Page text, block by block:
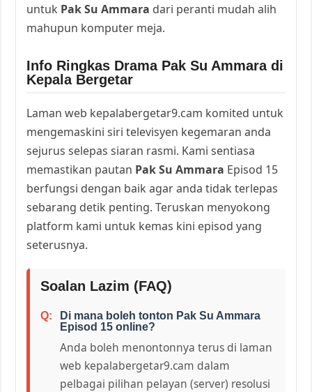
untuk Pak Su Ammara dari peranti mudah alih
mahupun komputer meja.
Info Ringkas Drama Pak Su Ammara di
Kepala Bergetar
Laman web kepalabergetar9.cam komited untuk
mengemaskini siri televisyen kegemaran anda
sejurus selepas siaran rasmi. Kami sentiasa
memastikan pautan Pak Su Ammara Episod 15
berfungsi dengan baik agar anda tidak terlepas
sebarang detik penting. Teruskan menyokong
platform kami untuk kemas kini episod yang
seterusnya.
Soalan Lazim (FAQ)
Di mana boleh tonton Pak Su Ammara
Episod 15 online?
Anda boleh menontonnya terus di laman
web kepalabergetar9.cam dalam
pelbagai pilihan pelayan (server) resolusi